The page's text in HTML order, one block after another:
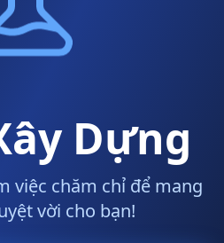
Dựng
việc chăm chỉ để mang
vời cho bạn!